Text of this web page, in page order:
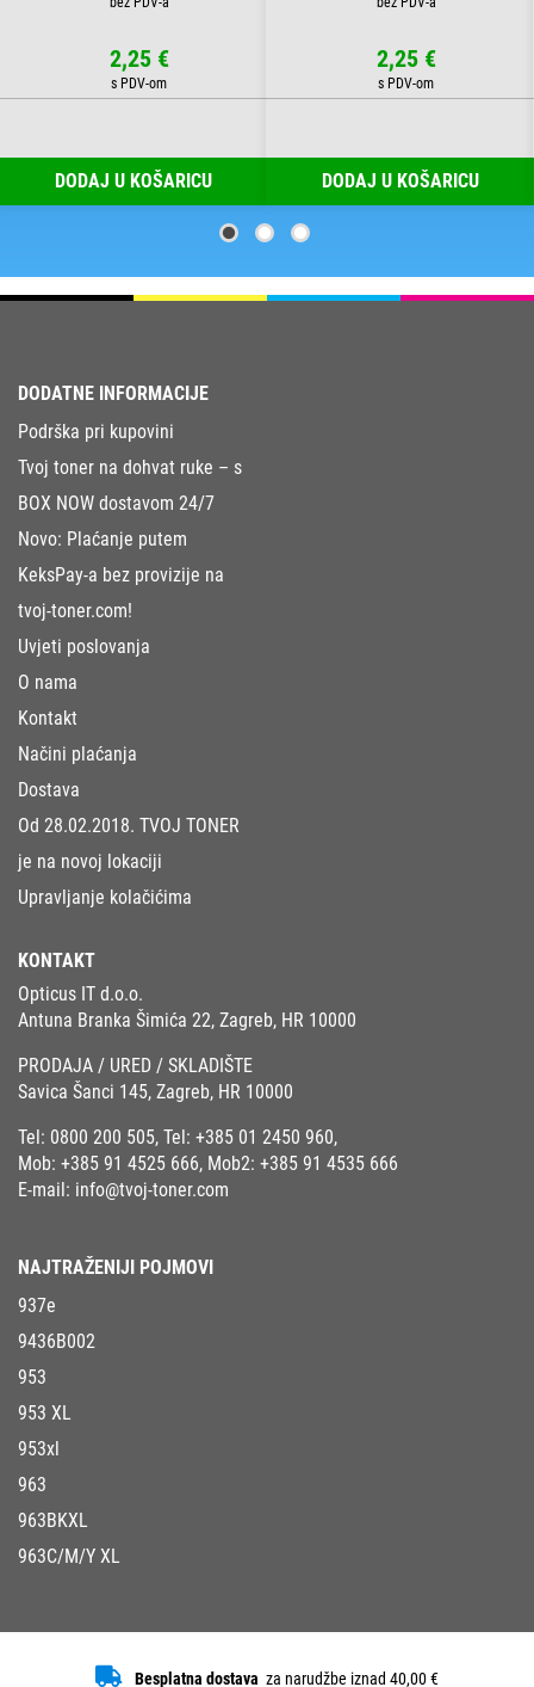
2,25 €
DODAJ U KOŠARICU
2,25 €
DODAJ U KOŠARICU
DODATNE INFORMACIJE
Podrška pri kupovini
Tvoj toner na dohvat ruke – s
BOX NOW dostavom 24/7
Novo: Plaćanje putem
KeksPay-a bez provizije na
tvoj-toner.com!
Uvjeti poslovanja
O nama
Kontakt
Načini plaćanja
Dostava
Od 28.02.2018. TVOJ TONER
je na novoj lokaciji
Upravljanje kolačićima
KONTAKT
Opticus IT d.o.o.
Antuna Branka Šimića 22, Zagreb, HR 10000
PRODAJA / URED / SKLADIŠTE
Savica Šanci 145, Zagreb, HR 10000
Tel: 0800 200 505, Tel: +385 01 2450 960,
Mob: +385 91 4525 666, Mob2: +385 91 4535 666
E-mail: info@tvoj-toner.com
NAJTRAŽENIJI POJMOVI
937e
9436B002
953
953 XL
953xl
963
963BKXL
963C/M/Y XL
Besplatna dostava za narudžbe iznad 40,00 €